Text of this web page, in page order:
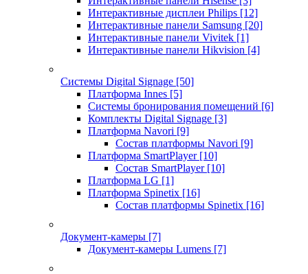
Интерактивные дисплеи Philips [12]
Интерактивные панели Samsung [20]
Интерактивные панели Vivitek [1]
Интерактивные панели Hikvision [4]
Системы Digital Signage [50]
Платформа Innes [5]
Системы бронирования помещений [6]
Комплекты Digital Signage [3]
Платформа Navori [9]
Состав платформы Navori [9]
Платформа SmartPlayer [10]
Состав SmartPlayer [10]
Платформа LG [1]
Платформа Spinetix [16]
Состав платформы Spinetix [16]
Документ-камеры [7]
Документ-камеры Lumens [7]